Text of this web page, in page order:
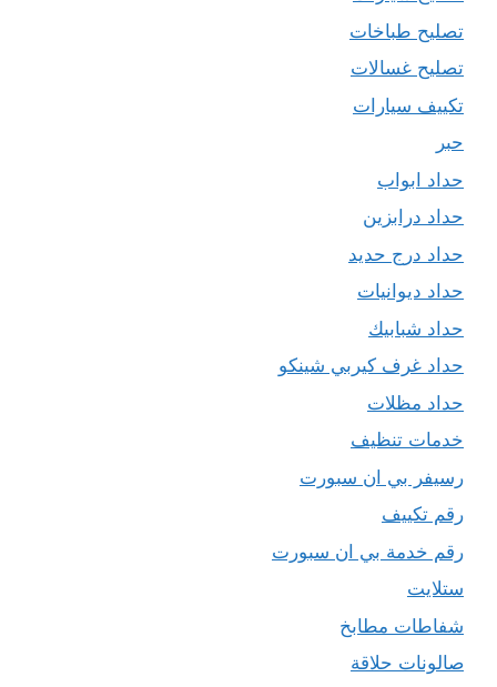
تصليح طباخات
تصليح غسالات
تكييف سيارات
حبر
حداد ابواب
حداد درابزين
حداد درج حديد
حداد ديوانيات
حداد شبابيك
حداد غرف كيربي شينكو
حداد مظلات
خدمات تنظيف
رسيفر بي ان سبورت
رقم تكييف
رقم خدمة بي ان سبورت
ستلايت
شفاطات مطابخ
صالونات حلاقة